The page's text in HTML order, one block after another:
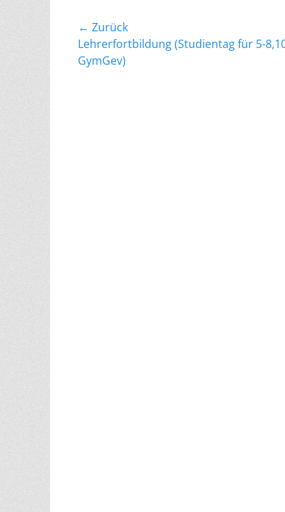
Beitragsnavigation
← Zurück
Vorheriger
Beitrag:
Lehrerfortbildung (Studientag für 5-
GymGev)